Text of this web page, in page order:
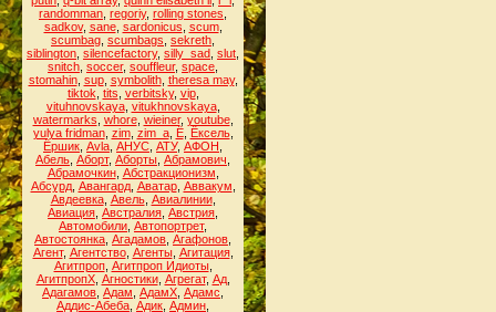
randomman regoriy, rolling stones
sadkov, sane, sardonicus scum,
scumbag scumbags sekreth
siblington silencefactory, silly_sad slut
snitch soccer, souffleur, space
stomahin, sup, symbolith, theresa may,
tiktok tits verbitsky, vip,
vituhnovskaya, vitukhnovskaya,
watermarks whore, wieiner, youtube,
yulya fridman, zim, zim_a, Ё, Ёксель,
Ёршик Аvla АНУС АТУ, АФОН
Абель Аборт, Аборты Абрамович
Абрамочкин, Абстракционизм
Абсурд, Авангард, Аватар, Аввакум
Авдеевка, Авель, Авиалинии,
Авиация Австралия Австрия
Автомобили Автопортрет,
Автостоянка Агадамов Агафонов
Агент, Агентство, Агенты, Агитация,
Агитпроп, Агитпроп Идиоты,
АгитпропХ, Агностики, Агрегат, Ад,
Адагамов Адам АдамХ Адамс
Аддис-Абеба Адик Админ